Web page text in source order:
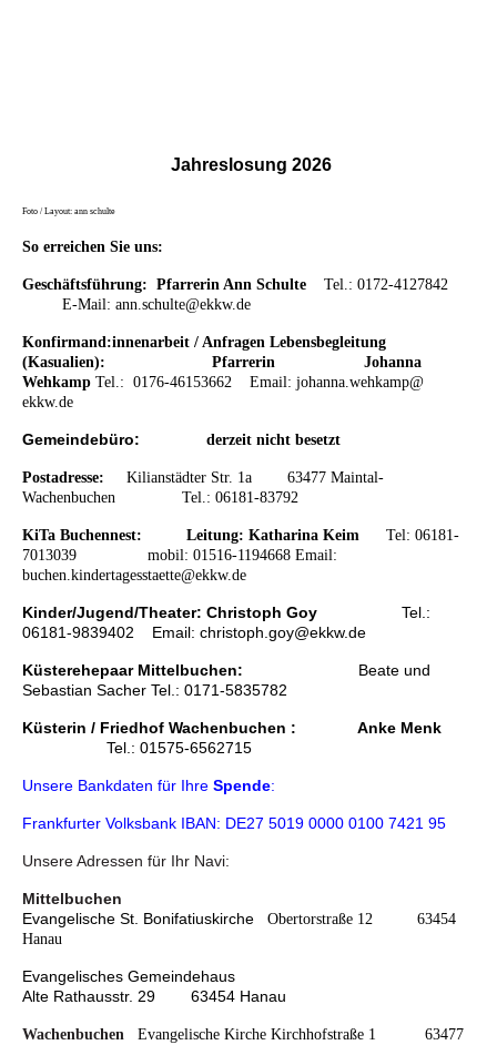
Jahreslosung 2026
Foto / Layout: ann schulte
So erreichen Sie uns:
Geschäftsführung: Pfarrerin Ann Schulte Tel.: 0172-4127842
E-Mail: ann.schulte@ekkw.de
Konfirmand:innenarbeit / Anfragen Lebensbegleitung
(Kasualien): Pfarrerin Johanna
Wehkamp Tel.: 0176-46153662 Email: johanna.wehkamp@
ekkw.de
Gemeindebüro: derzeit nicht besetzt
Postadresse: Kilianstädter Str. 1a 63477 Maintal-
Wachenbuchen Tel.: 06181-83792
KiTa Buchennest: Leitung: Katharina Keim Tel: 06181-
7013039 mobil: 01516-1194668 Email:
buchen.kindertagesstaette@ekkw.de
Kinder/Jugend/Theater: Christoph Goy Tel.:
06181-9839402 Email: christoph.goy@ekkw.de
Küsterehepaar Mittelbuchen: Beate und
Sebastian Sacher Tel.: 0171-5835782
Küsterin / Friedhof Wachenbuchen : Anke Menk
Tel.: 01575-6562715
Unsere Bankdaten für Ihre Spende:
Frankfurter Volksbank IBAN: DE27 5019 0000 0100 7421 95
Unsere Adressen für Ihr Navi:
Mittelbuchen
Evangelische St. Bonifatiuskirche Obertorstraße 12 63454
Hanau
Evangelisches Gemeindehaus
Alte Rathausstr. 29 63454 Hanau
Wachenbuchen Evangelische Kirche Kirchhofstraße 1 63477